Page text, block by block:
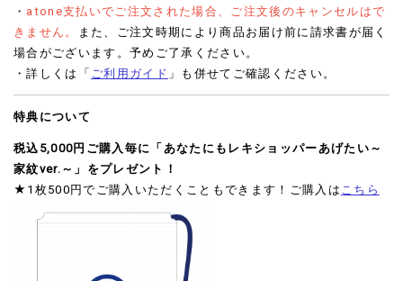
・ atone支払いでご注文された場合、ご注文後のキャンセルはで
きません。
また、ご注文時期により商品お届け前に請求書が届く
場合がございます。予めご了承ください。
・詳しくは「 ご利用ガイド 」も併せてご確認ください。
特典について
税込5,000円ご購入毎に「あなたにもレキショッパーあげたい～
家紋ver.～」をプレゼント！
★1枚500円でご購入いただくこともできます！ご購入は こちら